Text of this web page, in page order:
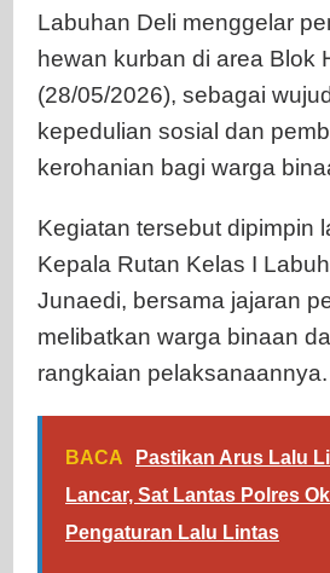
Labuhan Deli menggelar
hewan kurban di area Blok
(28/05/2026), sebagai
kepedulian sosial dan
kerohanian bagi warga
Kegiatan tersebut dipimpin
Kepala Rutan Kelas I
Junaedi, bersama jajaran
melibatkan warga binaan
rangkaian pelaksanaannya.
BACA
Pastikan Arus Lalu
Lancar, Sat Lantas Polres
Pengaturan Lalu Lintas